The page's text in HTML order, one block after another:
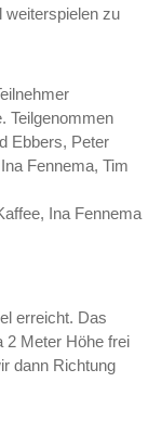
weiterspielen zu
Teilgenommen
Ebbers, Peter
Fennema, Tim
Ina Fennema
erreicht. Das
2 Meter Höhe frei
dann Richtung